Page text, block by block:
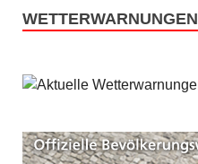
WETTERWARNUNGEN